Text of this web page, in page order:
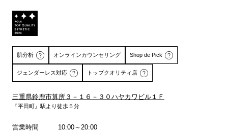
肌分析 オンラインカウンセリング Shop de Pick
ジェンダーレス対応 トップクオリティ店
三重県鈴鹿市算所３－１６－３０ハヤカワビル１Ｆ
『平田町』駅より徒歩５分
営業時間
10:00～20:00